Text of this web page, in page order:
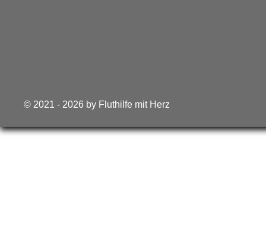
© 2021 - 2026 by Fluthilfe mit Herz